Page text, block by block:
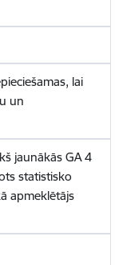
lai
un
jaunākās GA 4
statistisko
apmeklētājs